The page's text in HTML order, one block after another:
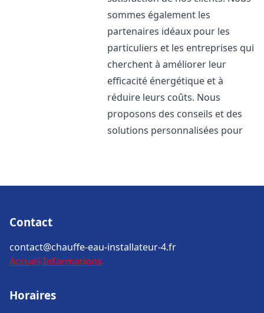
sommes également les
partenaires idéaux pour les
particuliers et les entreprises qui
cherchent à améliorer leur
efficacité énergétique et à
réduire leurs coûts. Nous
proposons des conseils et des
solutions personnalisées pour
Contact
contact@chauffe-eau-installateur-4.fr
Accueil Informations
Horaires